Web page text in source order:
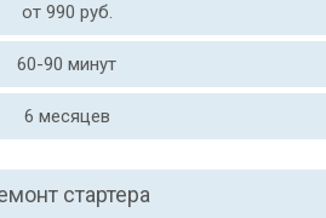
от 990 руб.
60-90 минут
6 месяцев
стартера